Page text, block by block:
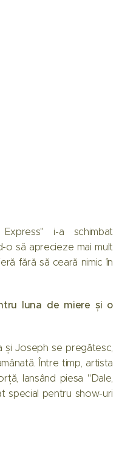
i-a schimbat
o să aprecieze mai mult
fără să ceară nimic în
luna de miere și o
și Joseph se pregătesc,
Între timp, artista
lansând piesa "Dale,
special pentru show-uri